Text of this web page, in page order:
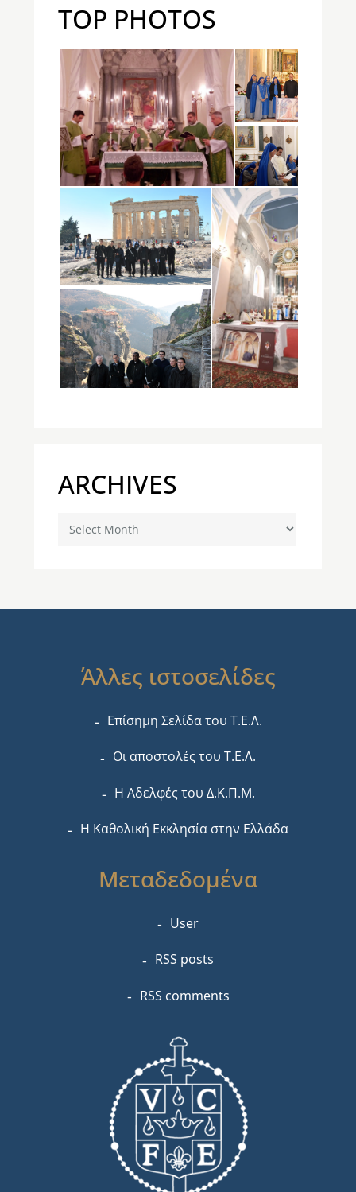
TOP PHOTOS
ARCHIVES
Archives
Άλλες ιστοσελίδες
Επίσημη Σελίδα του Τ.Ε.Λ.
Οι αποστολές του Τ.Ε.Λ.
Η Αδελφές του Δ.Κ.Π.Μ.
Η Καθολική Εκκλησία στην Ελλάδα
Μεταδεδομένα
User
RSS posts
RSS comments